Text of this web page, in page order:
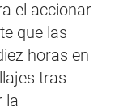
el accionar
que las
horas en
tras
la